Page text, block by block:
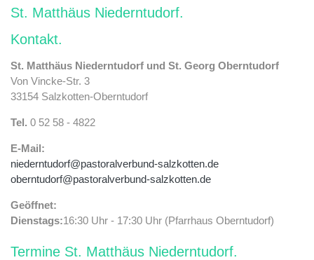
St. Matthäus Niederntudorf
Kontakt
St. Matthäus Niederntudorf und St. Georg Oberntudorf
Von Vincke-Str. 3
33154 Salzkotten-Oberntudorf
Tel. 0 52 58 - 4822
E-Mail:
niederntudorf@pastoralverbund-salzkotten.de
oberntudorf@pastoralverbund-salzkotten.de
Geöffnet:
Dienstags:16:30 Uhr - 17:30 Uhr (Pfarrhaus Oberntudorf)
Termine St. Matthäus Niederntudorf